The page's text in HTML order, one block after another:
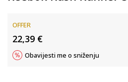
OFFER
22,39 €
Obavijesti me o sniženju